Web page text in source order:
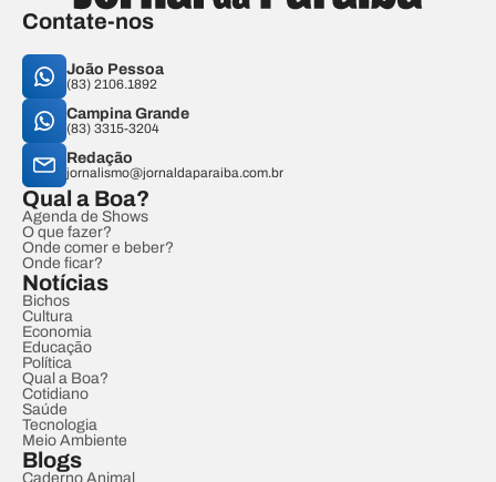
Contate-nos
João Pessoa
(83) 2106.1892
Campina Grande
(83) 3315-3204
Redação
jornalismo@jornaldaparaiba.com.br
Qual a Boa?
Agenda de Shows
O que fazer?
Onde comer e beber?
Onde ficar?
Notícias
Bichos
Cultura
Economia
Educação
Política
Qual a Boa?
Cotidiano
Saúde
Tecnologia
Meio Ambiente
Blogs
Caderno Animal